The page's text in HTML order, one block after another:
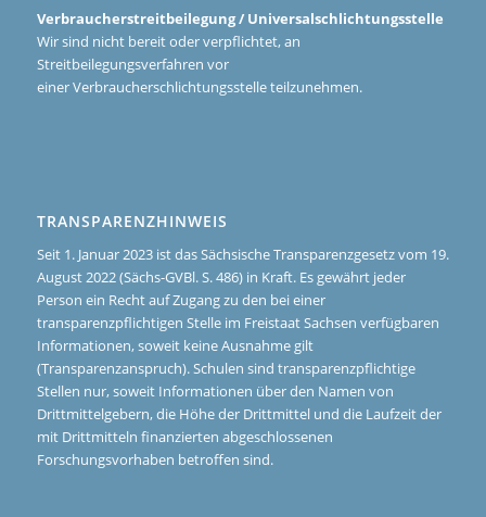
Verbraucherstreitbeilegung / Universalschlichtungsstelle
Wir sind nicht bereit oder verpflichtet, an
Streitbeilegungsverfahren vor
einer Verbraucherschlichtungsstelle teilzunehmen.
TRANSPARENZHINWEIS
Seit 1. Januar 2023 ist das Sächsische Transparenzgesetz vom 19.
August 2022 (Sächs-GVBl. S. 486) in Kraft. Es gewährt jeder
Person ein Recht auf Zugang zu den bei einer
transparenzpflichtigen Stelle im Freistaat Sachsen verfügbaren
Informationen, soweit keine Ausnahme gilt
(Transparenzanspruch). Schulen sind transparenzpflichtige
Stellen nur, soweit Informationen über den Namen von
Drittmittelgebern, die Höhe der Drittmittel und die Laufzeit der
mit Drittmitteln finanzierten abgeschlossenen
Forschungsvorhaben betroffen sind.